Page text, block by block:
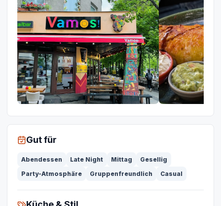
Gut für
Abendessen Late Night Mittag
Gesellig
Party-Atmosphäre
Gruppenfreundlich Casual